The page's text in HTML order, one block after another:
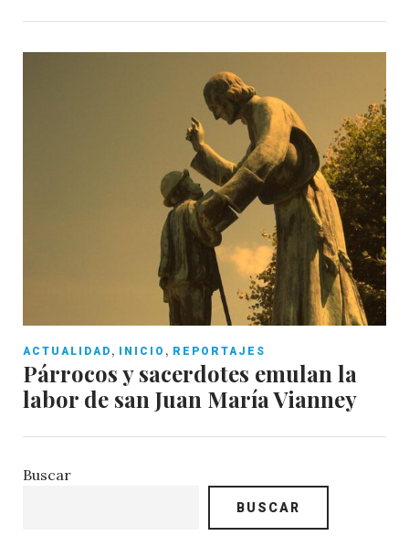
ACTUALIDAD , INICIO , REPORTAJES
Párrocos y sacerdotes emulan la
labor de san Juan María Vianney
Buscar
BUSCAR